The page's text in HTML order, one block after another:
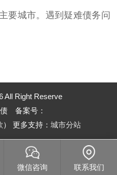
要城市。遇到疑难债务问
All Right Reserve
备案号：
） 更多支持： 城市分站
微信咨询 联系我们